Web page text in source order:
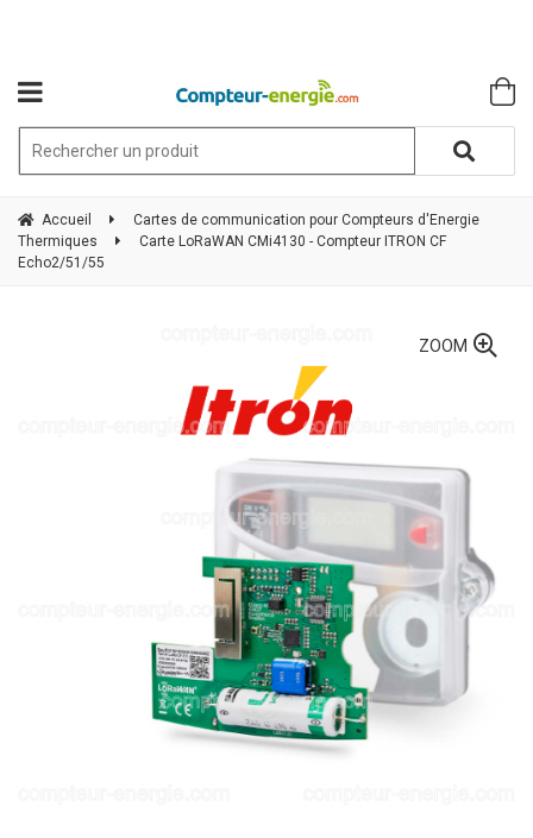
Accueil
Cartes de communication pour Compteurs d'Energie
Thermiques
Carte LoRaWAN CMi4130 - Compteur ITRON CF
Echo2/51/55
ZOOM